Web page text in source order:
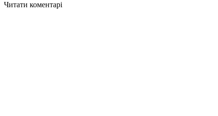
Читати коментарі